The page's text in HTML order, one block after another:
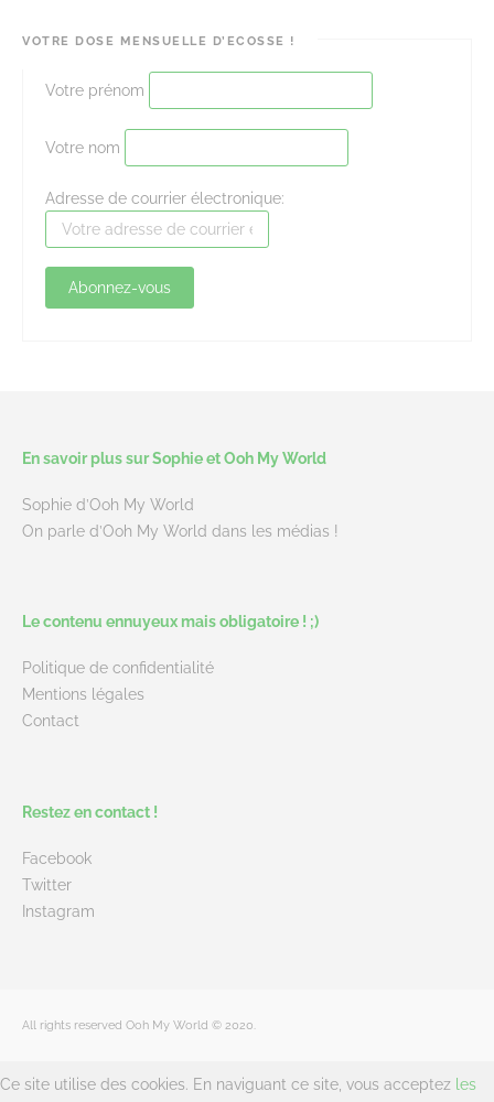
VOTRE DOSE MENSUELLE D’ECOSSE !
Votre prénom
Votre nom
Adresse de courrier électronique:
En savoir plus sur Sophie et Ooh My World
Sophie d’Ooh My World
On parle d’Ooh My World dans les médias !
Le contenu ennuyeux mais obligatoire ! ;)
Politique de confidentialité
Mentions légales
Contact
Restez en contact !
Facebook
Twitter
Instagram
All rights reserved Ooh My World © 2020.
Ce site utilise des cookies. En naviguant ce site, vous acceptez les